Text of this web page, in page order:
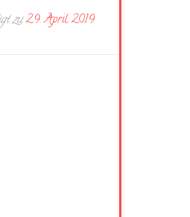
zu29. April 2019